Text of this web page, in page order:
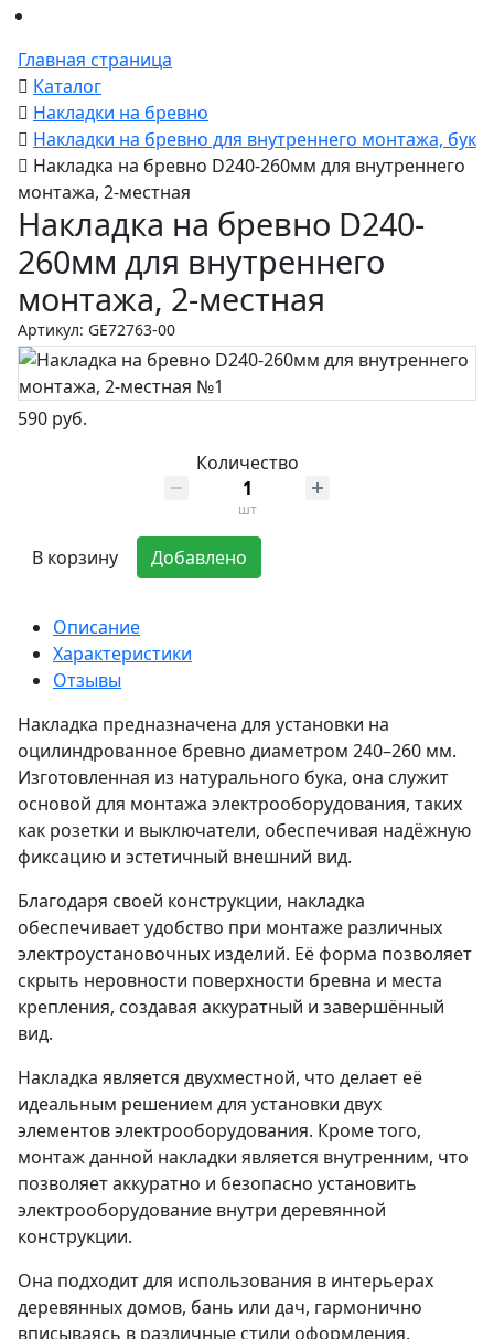
Главная страница
Каталог
Накладки на бревно
Накладки на бревно для внутреннего монтажа, бук
Накладка на бревно D240-260мм для внутреннего
монтажа, 2-местная
Накладка на бревно D240-
260мм для внутреннего
монтажа, 2-местная
Артикул: GE72763-00
590 руб.
Количество
шт
В корзину Добавлено
Описание
Характеристики
Отзывы
Накладка предназначена для установки на
оцилиндрованное бревно диаметром 240–260 мм.
Изготовленная из натурального бука, она служит
основой для монтажа электрооборудования, таких
как розетки и выключатели, обеспечивая надёжную
фиксацию и эстетичный внешний вид.​
Благодаря своей конструкции, накладка
обеспечивает удобство при монтаже различных
электроустановочных изделий. Её форма позволяет
скрыть неровности поверхности бревна и места
крепления, создавая аккуратный и завершённый
вид.​
Накладка является двухместной, что делает её
идеальным решением для установки двух
элементов электрооборудования. Кроме того,
монтаж данной накладки является внутренним, что
позволяет аккуратно и безопасно установить
электрооборудование внутри деревянной
конструкции.​
Она подходит для использования в интерьерах
деревянных домов, бань или дач, гармонично
вписываясь в различные стили оформления.